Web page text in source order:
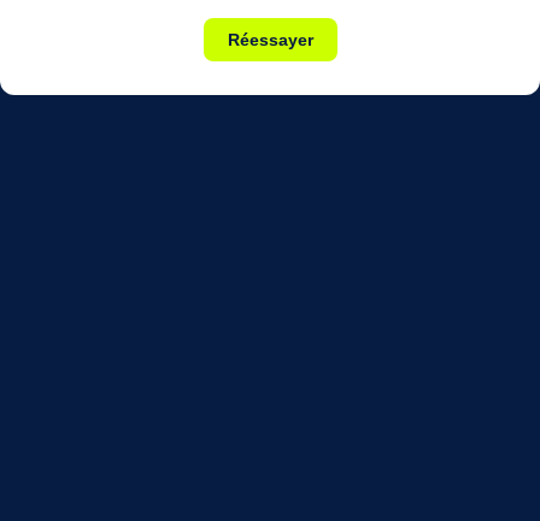
Réessayer